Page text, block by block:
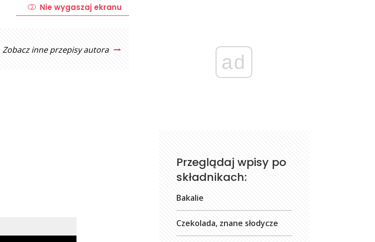
Nie wygaszaj ekranu
Zobacz inne przepisy autora
ad
Przeglądaj wpisy po
składnikach:
Bakalie
Czekolada, znane słodycze